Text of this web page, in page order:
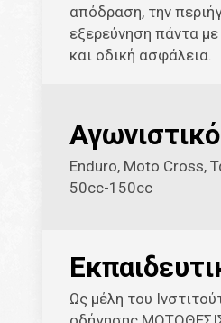
απόδραση, την
εξερεύνηση πάντα
και οδική ασφάλεια.
Enduro, Moto Cross,
50cc-150cc
Ως μέλη του